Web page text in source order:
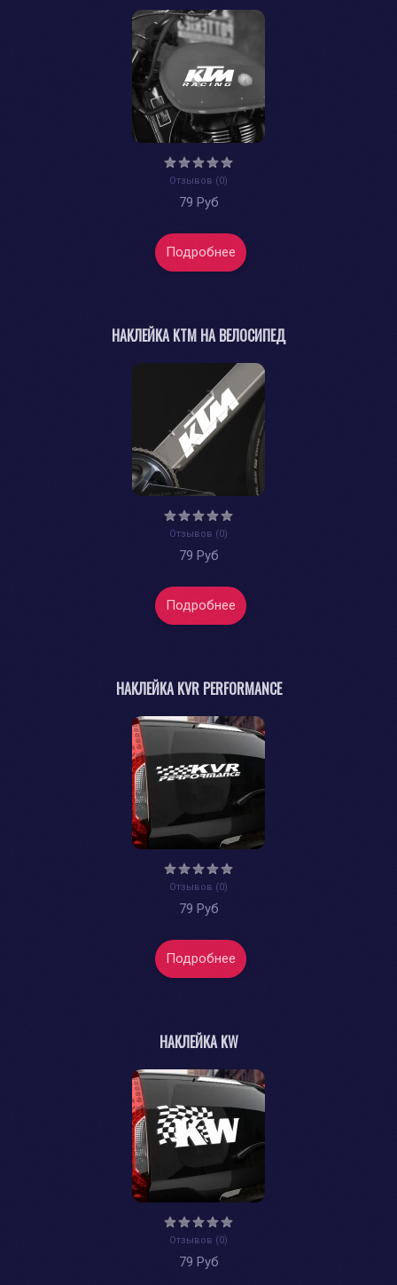
Отзывов (0)
79 Руб
Подробнее
НАКЛЕЙКА KTM НА ВЕЛОСИПЕД
Отзывов (0)
79 Руб
Подробнее
НАКЛЕЙКА KVR PERFORMANCE
Отзывов (0)
79 Руб
Подробнее
НАКЛЕЙКА KW
Отзывов (0)
79 Руб